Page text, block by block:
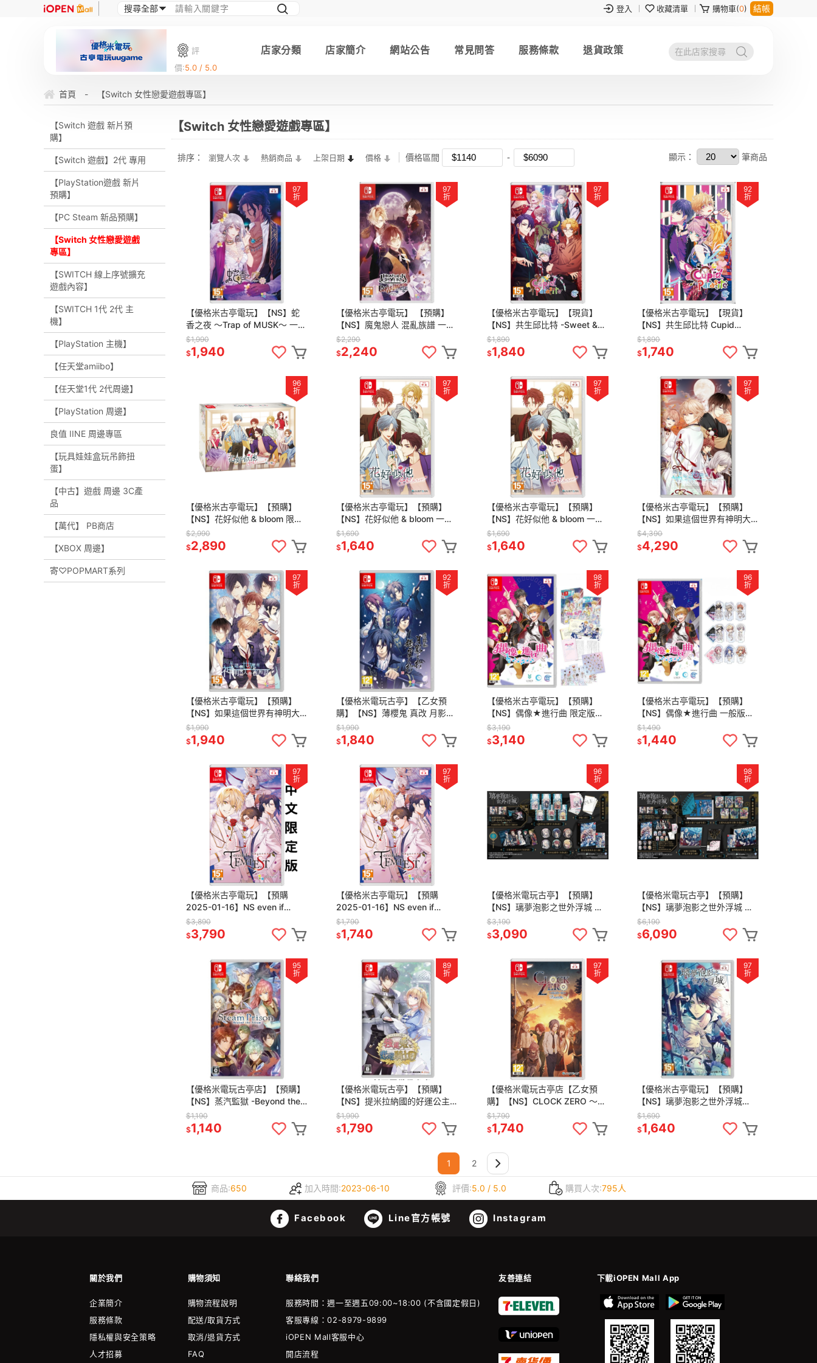
登入 收藏清單 購物車(0) 結帳
評
價:5.0 / 5.0
店家分類 店家簡介 網站公告 常見問答 服務條款 退貨政策
首頁 - 【Switch 女性戀愛遊戲專區】
【Switch 遊戲 新片預
購】
【Switch 遊戲】2代 專用
【PlayStation遊戲 新片
預購】
【PC Steam 新品預購】
【Switch 女性戀愛遊戲
專區】
【SWITCH 線上序號擴充
遊戲內容】
【SWITCH 1代 2代 主
機】
【PlayStation 主機】
【任天堂amiibo】
【任天堂1代 2代周邊】
【PlayStation 周邊】
良值 IINE 周邊專區
【玩具娃娃盒玩吊飾扭
蛋】
【中古】遊戲 周邊 3C產
品
【萬代】 PB商店
【XBOX 周邊】
‎寄‎♡POPMART系列
【Switch 女性戀愛遊戲專區】
排序： 瀏覽人次 熱銷商品 上架日期 價格 價格區間 顯示： 筆商品
97
折
【優格米古亭電玩】【NS】蛇
香之夜 ～Trap of MUSK～ 一般
版 /限定版 中文版 2025-09-25
$1,990
$1,940
97
折
【優格米古亭電玩】 【預購】
【NS】魔鬼戀人 混亂族譜 一般/
限定版《中文版》-2025-08-14
上市
$2,290
$2,240
97
折
【優格米古亭電玩】【現貨】
【NS】共生邱比特 -Sweet &
Spicy Darling.- 一般版
$1,890
$1,840
92
折
【優格米古亭電玩】【現貨】
【NS】共生邱比特 Cupid
Parasite 中文版
$1,890
$1,740
96
折
【優格米古亭電玩】【預購】
【NS】花好似他 & bloom 限定
版 《中文版》-2025年夏季發售
預定
$2,990
$2,890
97
折
【優格米古亭電玩】【預購】
【NS】花好似他 & bloom 一般
版 《中文版》-2025年夏季發售
預定
$1,690
$1,640
97
折
【優格米古亭電玩】【預購】
【NS】花好似他 & bloom 一般
版 限定版《中文版》-2025-
08-28
$1,690
$1,640
97
折
【優格米古亭電玩】【預購】
【NS】如果這個世界有神明大
人存在的話 限定版《中文
版》-2025-08-28上市
$4,390
$4,290
97
折
【優格米古亭電玩】【預購】
【NS】如果這個世界有神明大
人存在的話 一 般版《中文
版》-2025-08-28上市
$1,990
$1,940
92
折
【優格米電玩古亭】【乙女預
購】【NS】薄櫻鬼 真改 月影之
抄 銀星之抄 一般版《中文
版》-2025-02-27上市
$1,990
$1,840
98
折
【優格米古亭電玩】【預購】
【NS】偶像★進行曲 限定版
《中文版》-預計2025年發售
$3,190
$3,140
96
折
【優格米古亭電玩】【預購】
【NS】偶像★進行曲 一般版
《中文版》-預計2025年發售
$1,490
$1,440
97
折
【優格米古亭電玩】【預購
2025-01-16】NS even if
TEMPEST 連綴之時的拂曉 中文
限定版
$3,890
$3,790
97
折
【優格米古亭電玩】【預購
2025-01-16】NS even if
TEMPEST 連綴之時的拂曉 中文
一般版
$1,790
$1,740
96
折
【優格米電玩古亭】【預購】
【NS】璃夢泡影之世外浮城 限
定版《中文版》-2025-04-11上
市
$3,190
$3,090
98
折
【優格米電玩古亭】【預購】
【NS】璃夢泡影之世外浮城 豪
華版《中文版》-2025-04-11上
市
$6,190
$6,090
95
折
【優格米電玩古亭店】【預購】
【NS】蒸汽監獄 -Beyond the
Steam-《中文版》-2024-11-
28上市
$1,190
$1,140
89
折
【優格米電玩古亭】【預購】
【NS】提米拉納國的好運公主
與衰運騎士團《中文版》-預計
2025年發售
$1,990
$1,790
97
折
【優格米電玩古亭店【乙女預
購】【NS】CLOCK ZERO ～終
焉之一秒～ Devote《中文版》
2025-04-24
$1,790
$1,740
97
折
【優格米古亭電玩】【預購】
【NS】璃夢泡影之世外浮城
《中文版》-2025-04-11
$1,690
$1,640
1 2
商品:650 加入時間:2023-06-10 評價:5.0 / 5.0 購買人次:795人
Facebook Line官方帳號 Instagram
關於我們 購物須知 聯絡我們 友善連結 下載iOPEN Mall App
企業簡介
服務條款
隱私權與安全策略
人才招募
購物流程說明
配送/取貨方式
取消/退貨方式
FAQ
服務時間：週一至週五09:00~18:00 (不含國定假日)
客服專線：02-8979-9899
iOPEN Mall客服中心
開店流程